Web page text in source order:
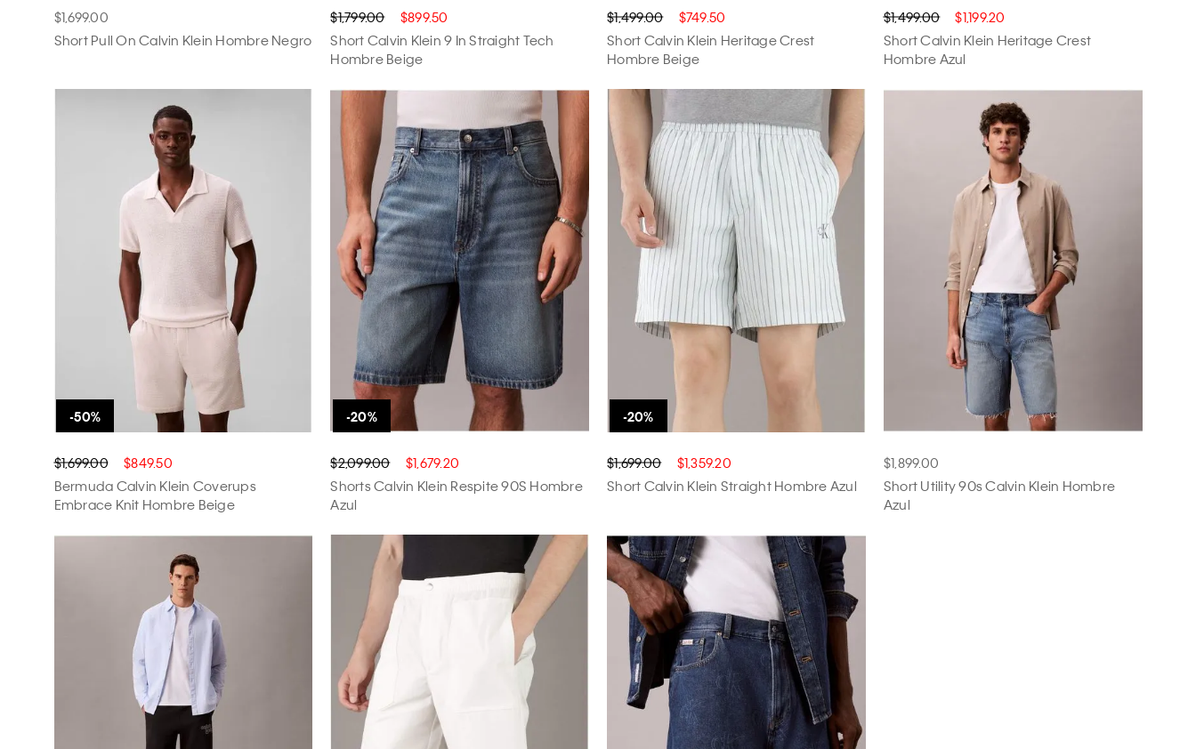
$1,699.00
Short Pull On Calvin Klein Hombre Negro
$1,799.00 $899.50
Short Calvin Klein 9 In Straight Tech
Hombre Beige
$1,499.00 $749.50
Short Calvin Klein Heritage Crest
Hombre Beige
$1,499.00 $1,199.20
Short Calvin Klein Heritage Crest
Hombre Azul
$1,699.00 $849.50
Bermuda Calvin Klein Coverups
Embrace Knit Hombre Beige
$2,099.00 $1,679.20
Shorts Calvin Klein Respite 90S Hombre
Azul
$1,699.00 $1,359.20
Short Calvin Klein Straight Hombre Azul
$1,899.00
Short Utility 90s Calvin Klein Hombre
Azul